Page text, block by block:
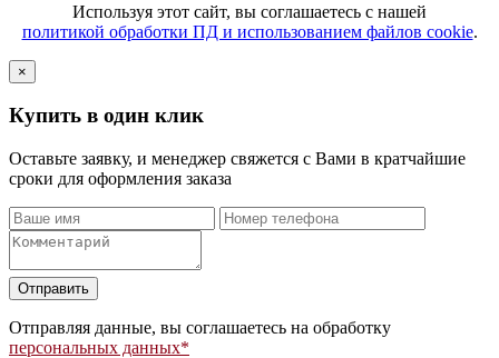
Используя этот сайт, вы соглашаетесь с нашей
политикой обработки ПД и использованием файлов cookie.
×
Купить в один клик
Оставьте заявку, и менеджер свяжется с Вами в кратчайшие
сроки для оформления заказа
Оставьте
это
поле
пустым.
Отправляя данные, вы соглашаетесь на обработку
персональных данных*